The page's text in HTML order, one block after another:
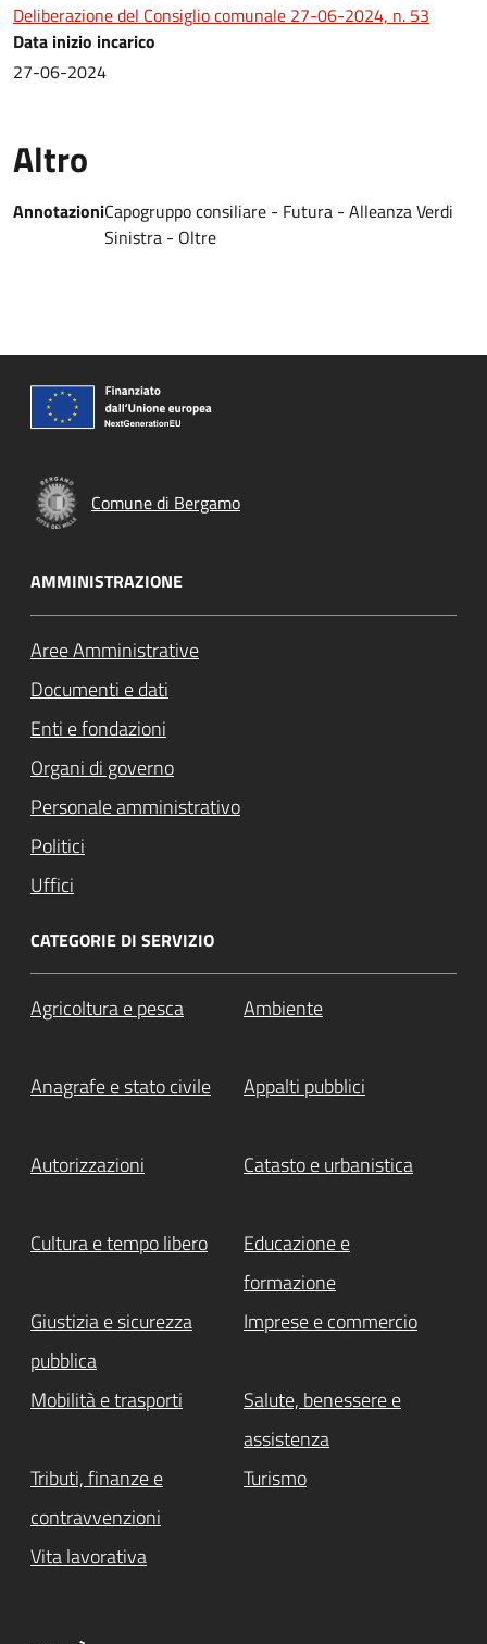
Deliberazione del Consiglio comunale 27-06-2024, n. 53
Data inizio incarico
27-06-2024
Altro
AnnotazioniCapogruppo consiliare - Futura - Alleanza Verdi
Sinistra - Oltre
Comune di Bergamo
AMMINISTRAZIONE
Aree Amministrative
Documenti e dati
Enti e fondazioni
Organi di governo
Personale amministrativo
Politici
Uffici
CATEGORIE DI SERVIZIO
Agricoltura e pesca Ambiente
Anagrafe e stato civile Appalti pubblici
Autorizzazioni Catasto e urbanistica
Cultura e tempo libero
Educazione e
formazione
Giustizia e sicurezza
pubblica
Imprese e commercio
Mobilità e trasporti
Salute, benessere e
assistenza
Tributi, finanze e
contravvenzioni
Turismo
Vita lavorativa